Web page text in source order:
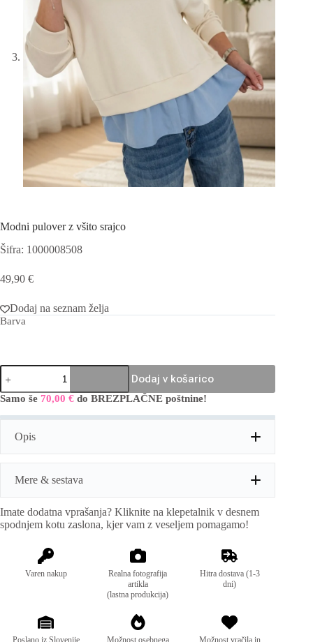
Modni pulover z všito srajco
Šifra: 1000008508
49,90 €
Dodaj na seznam želja
Barva
Modni
pulover
z
všito
srajco
Dodaj v košarico
A
v
e
Samo še 70,00 € do BREZPLAČNE poštnine!
Opis
Mere & sestava
Mere:obseg prsi: 120cm, dolžina: 60cm
spandeks, srajca: 61% poliester, 35% viskoza,
4% elastan
Imate dodatna vprašanja? Kliknite na klepetalnik v desnem
spodnjem kotu zaslona, kjer vam z veseljem pomagamo!
Varen nakup
Realna fotografija
artikla
(lastna produkcija)
Hitra dostava (1-3
dni)
Poslano iz Slovenije
Možnost osebnega
Možnost vračila in